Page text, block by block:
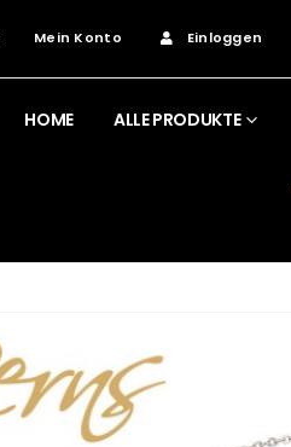
Mein Konto Einloggen
HOME ALLE PRODUKTE